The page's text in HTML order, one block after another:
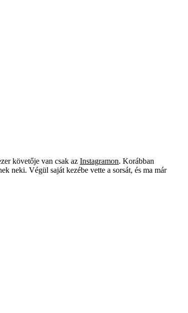
követője van csak az Instagramon. Korábban
neki. Végül saját kezébe vette a sorsát, és ma már